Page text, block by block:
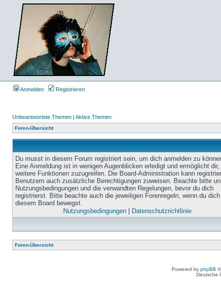
Anmelden Registrieren
Unbeantwortete Themen | Aktive Themen
Foren-Übersicht
Du musst in diesem Forum registriert sein, um dich anmelden zu
Eine Anmeldung ist in wenigen Augenblicken erledigt und ermöglicht
weitere Funktionen zuzugreifen. Die Board-Administration kann
Benutzern auch zusätzliche Berechtigungen zuweisen. Beachte bitte
Nutzungsbedingungen und die verwandten Regelungen, bevor du dich
registrierst. Bitte beachte auch die jeweiligen Forenregeln, wenn du
diesem Board bewegst.
Nutzungsbedingungen| Datenschutzrichtlinie
Foren-Übersicht
Powered by phpBB
Deutsche